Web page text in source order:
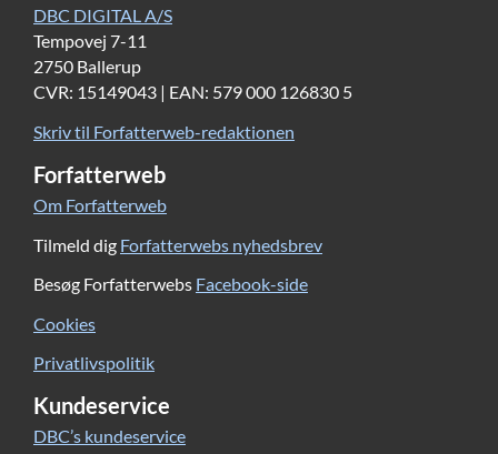
DBC DIGITAL A/S
Tempovej 7-11
2750 Ballerup
CVR: 15149043 | EAN: 579 000 126830 5
Skriv til Forfatterweb-redaktionen
Forfatterweb
Om Forfatterweb
Tilmeld dig Forfatterwebs nyhedsbrev
Besøg Forfatterwebs Facebook-side
Cookies
Privatlivspolitik
Kundeservice
DBC’s kundeservice